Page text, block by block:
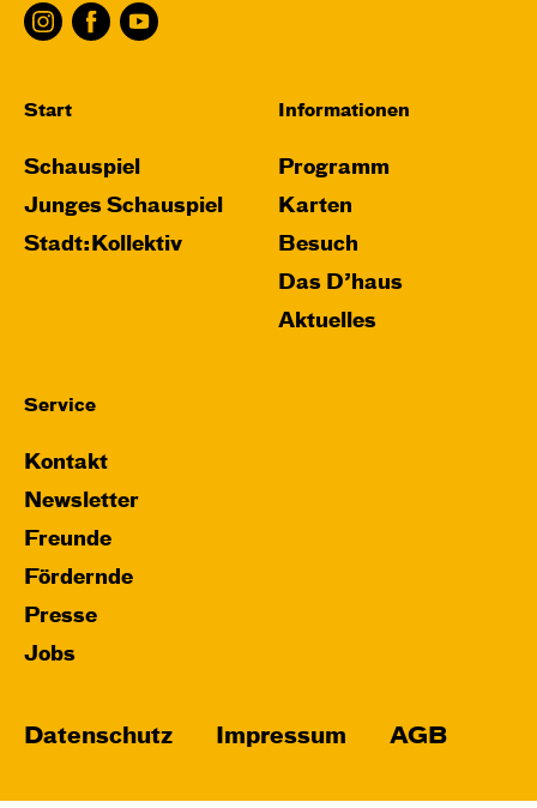
Start
Schauspiel
Junges Schauspiel
Stadt:Kollektiv
Informationen
Programm
Karten
Besuch
Das D’haus
Aktuelles
Service
Kontakt
Newsletter
Freunde
Fördernde
Presse
Jobs
Datenschutz Impressum AGB